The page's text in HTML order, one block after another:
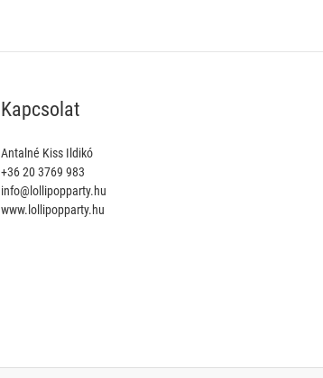
Kapcsolat
Antalné Kiss Ildikó
+36 20 3769 983
info@lollipopparty.hu
www.lollipopparty.hu